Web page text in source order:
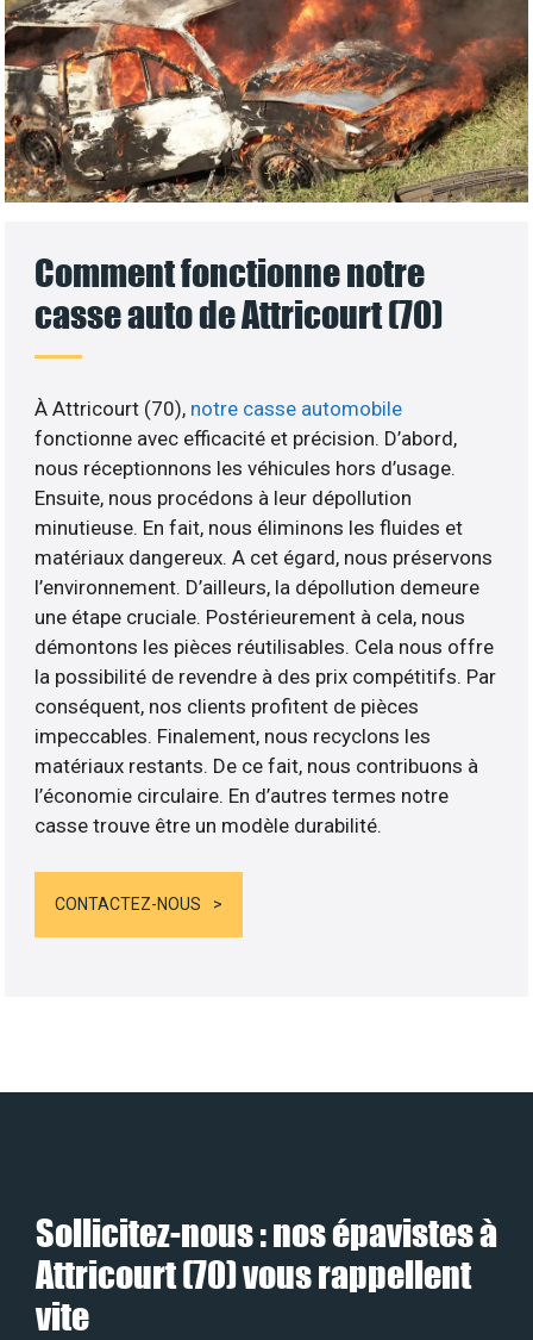
Comment fonctionne notre
casse auto de Attricourt (70)
À Attricourt (70), notre casse automobile
fonctionne avec efficacité et précision. D’abord,
nous réceptionnons les véhicules hors d’usage.
Ensuite, nous procédons à leur dépollution
minutieuse. En fait, nous éliminons les fluides et
matériaux dangereux. A cet égard, nous préservons
l’environnement. D’ailleurs, la dépollution demeure
une étape cruciale. Postérieurement à cela, nous
démontons les pièces réutilisables. Cela nous offre
la possibilité de revendre à des prix compétitifs. Par
conséquent, nos clients profitent de pièces
impeccables. Finalement, nous recyclons les
matériaux restants. De ce fait, nous contribuons à
l’économie circulaire. En d’autres termes notre
casse trouve être un modèle durabilité.
CONTACTEZ-NOUS
Sollicitez-nous : nos épavistes à
Attricourt (70) vous rappellent
vite